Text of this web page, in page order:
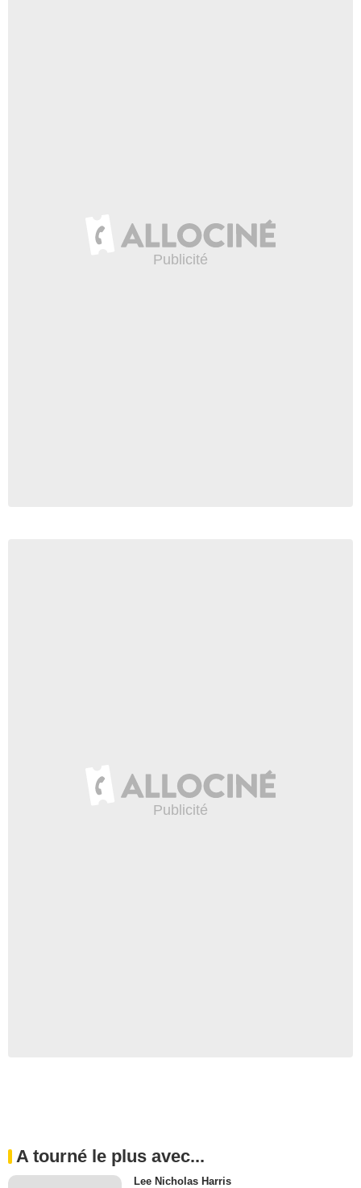
A tourné le plus avec...
Lee Nicholas Harris